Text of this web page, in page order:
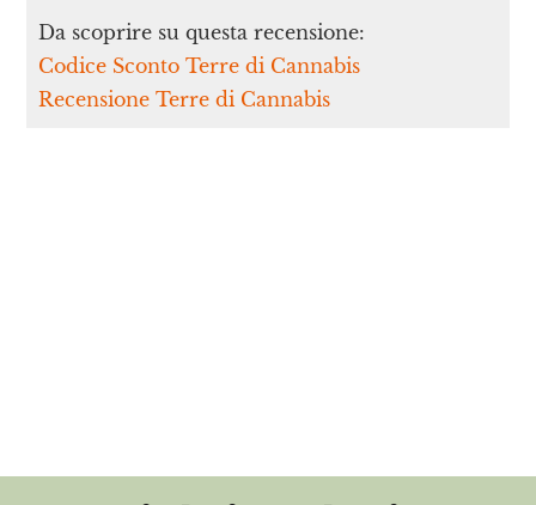
Da scoprire su questa recensione:
Codice Sconto Terre di Cannabis
Recensione Terre di Cannabis